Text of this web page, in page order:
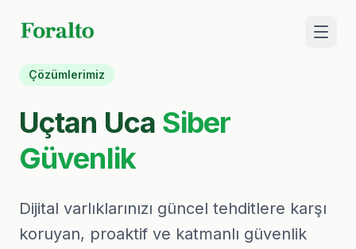
Dil / Language
Çözümlerimiz
Uçtan Uca Siber
Güvenlik
Dijital varlıklarınızı güncel tehditlere karşı
koruyan, proaktif ve katmanlı güvenlik